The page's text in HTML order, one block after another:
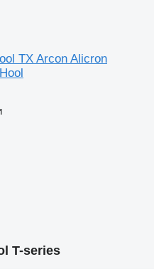
TX Arcon Alicron
T-series